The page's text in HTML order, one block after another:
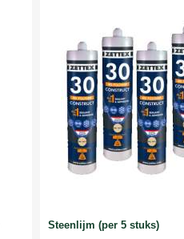
Steenlijm (per 5 stuks)